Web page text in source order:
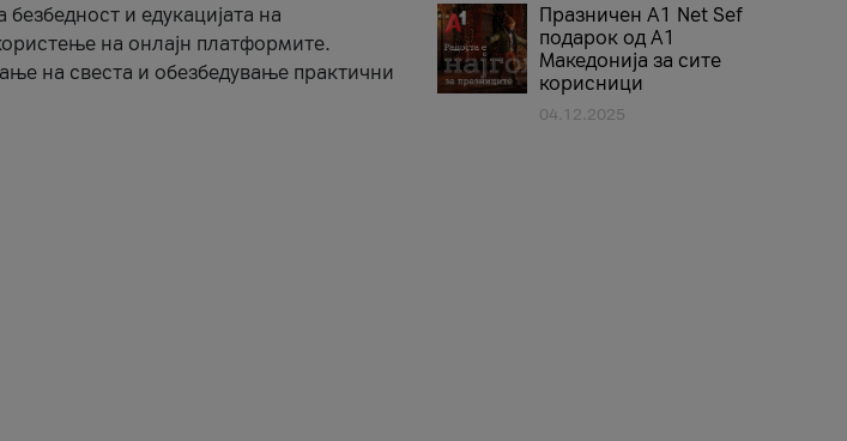
безбедност и едукацијата на
на онлајн платформите.
на свеста и обезбедување практични
Празничен A1 Net Sеf
подарок од А1
Македонија за сите
корисници
04.12.2025